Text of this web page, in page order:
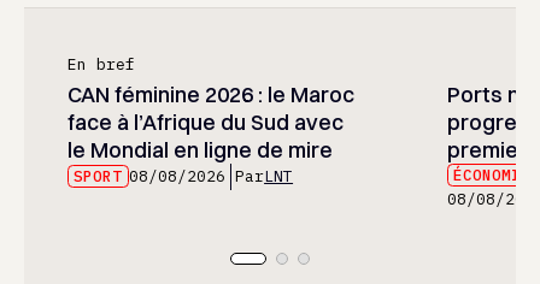
En bref
CAN féminine 2026 : le Maroc
face à l’Afrique du Sud avec
le Mondial en ligne de mire
SPORT 08/08/2026 ParLNT
Ports
premier
08/08/